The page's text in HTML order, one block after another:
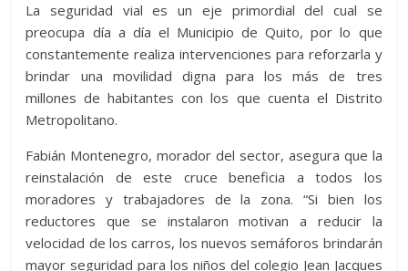
La seguridad vial es un eje primordial del cual se
preocupa día a día el Municipio de Quito, por lo que
constantemente realiza intervenciones para reforzarla y
brindar una movilidad digna para los más de tres
millones de habitantes con los que cuenta el Distrito
Metropolitano.
Fabián Montenegro, morador del sector, asegura que la
reinstalación de este cruce beneficia a todos los
moradores y trabajadores de la zona. “Si bien los
reductores que se instalaron motivan a reducir la
velocidad de los carros, los nuevos semáforos brindarán
mayor seguridad para los niños del colegio Jean Jacques